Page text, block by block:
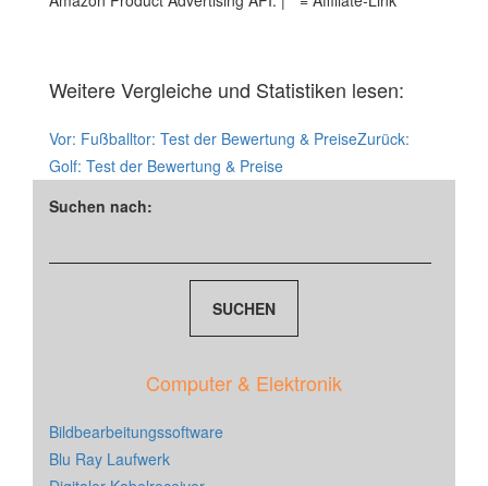
Weitere Vergleiche und Statistiken lesen:
Vor: Fußballtor: Test der Bewertung & PreiseZurück:
Golf: Test der Bewertung & Preise
Suchen nach:
Computer & Elektronik
Bildbearbeitungssoftware
Blu Ray Laufwerk